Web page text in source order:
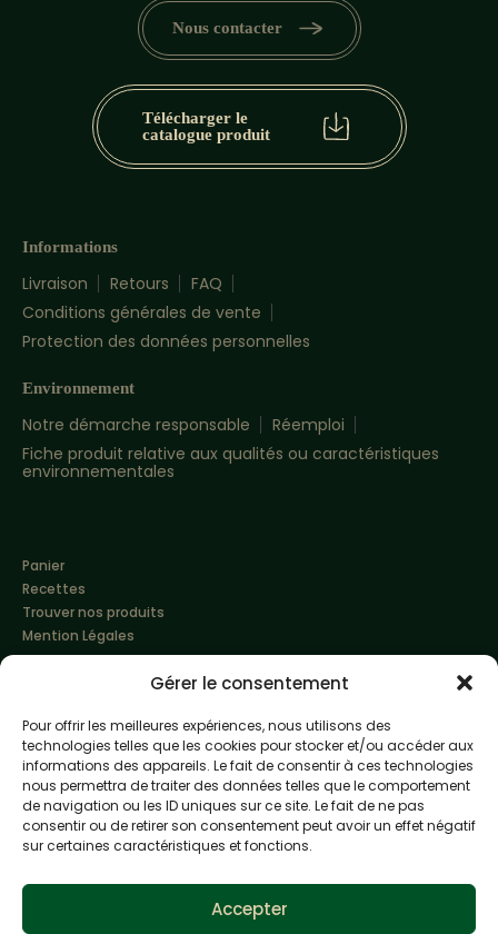
Gérer le consentement
Pour offrir les meilleures expériences, nous utilisons des
technologies telles que les cookies pour stocker et/ou accéder aux
informations des appareils. Le fait de consentir à ces technologies
nous permettra de traiter des données telles que le comportement
de navigation ou les ID uniques sur ce site. Le fait de ne pas
consentir ou de retirer son consentement peut avoir un effet négatif
sur certaines caractéristiques et fonctions.
Accepter
Nous contacter
Informations
Livraison Retours
FAQ
Conditions générales de vente
Protection des données personnelles
Environnement
Notre démarche responsable
Réemploi
Fiche produit relative aux qualités ou caractéristiques
environnementales
Télécharger le
catalogue produit
Made with love byAltimax
Panier
Recettes
Trouver nos produits
Mention Légales